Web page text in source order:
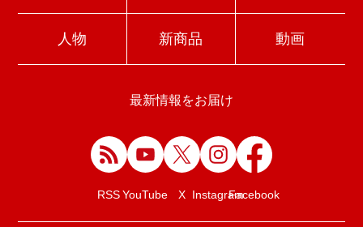
人物 新商品 動画
最新情報をお届け
RSSYouTube X InstagramFacebook